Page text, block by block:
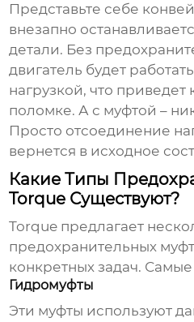
Представьте себе
внезапно
детали. Без
двигатель будет
нагрузкой, что приведет
поломке. А с муфтой –
Просто отсоединение
вернется в исходное
Какие Типы
Torque Существуют?
Torque предлагает
предохранительных муфт
конкретных задач.
Гидромуфты
Эти муфты используют